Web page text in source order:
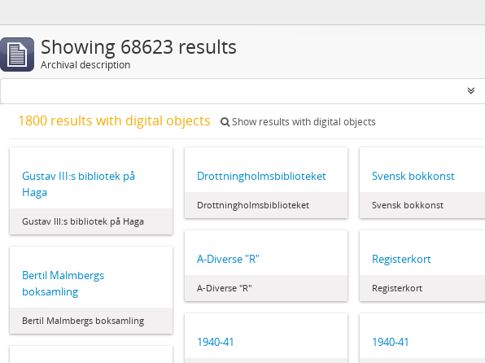
Showing 68623 results
Archival description
1800 results with digital objects Show results with digital objects
Gustav III:s bibliotek på
Haga
Gustav III:s bibliotek på Haga
Drottningholmsbiblioteket
Drottningholmsbiblioteket
Svensk bokkonst
Svensk bokkonst
A-Diverse "R"
A-Diverse "R"
Registerkort
Registerkort
Bertil Malmbergs
boksamling
Bertil Malmbergs boksamling
1940-41 1940-41